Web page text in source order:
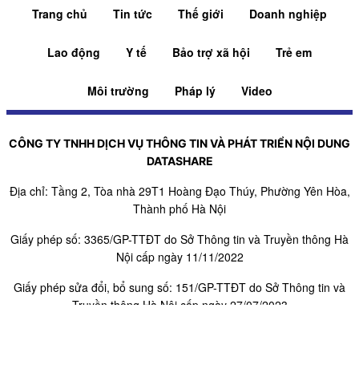
Trang chủ Tin tức Thế giới Doanh nghiệp
Lao động Y tế Bảo trợ xã hội Trẻ em
Môi trường Pháp lý Video
CÔNG TY TNHH DỊCH VỤ THÔNG TIN VÀ PHÁT TRIỂN NỘI DUNG
DATASHARE
Địa chỉ: Tầng 2, Tòa nhà 29T1 Hoàng Đạo Thúy, Phường Yên Hòa,
Thành phố Hà Nội
Giấy phép số: 3365/GP-TTĐT do Sở Thông tin và Truyền thông Hà
Nội cấp ngày 11/11/2022
Giấy phép sửa đổi, bổ sung số: 151/GP-TTĐT do Sở Thông tin và
Truyền thông Hà Nội cấp ngày 27/07/2023